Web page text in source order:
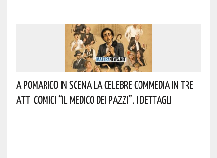
A Pomarico In Scena La Celebre Commedia In Tre
Atti Comici “Il Medico Dei Pazzi”. I Dettagli